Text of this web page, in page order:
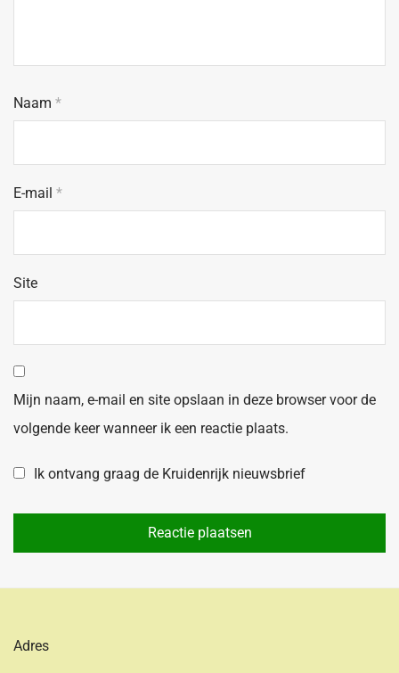
Naam *
E-mail *
Site
Mijn naam, e-mail en site opslaan in deze browser voor de
volgende keer wanneer ik een reactie plaats.
Ik ontvang graag de Kruidenrijk nieuwsbrief
Adres